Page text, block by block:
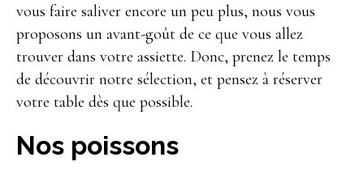
vous faire saliver encore un peu plus, nous vous
proposons un avant-goût de ce que vous allez
trouver dans votre assiette. Donc, prenez le temps
de découvrir notre sélection, et pensez à réserver
votre table dès que possible.
Nos poissons